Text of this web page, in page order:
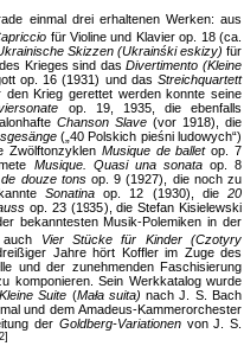
einmal drei erhaltenen Werken: aus
für Violine und Klavier op. 18 (ca.
Skizzen (Ukrainśki eskizy) für
Krieges sind dasDivertimento (Kleine
op. 16 (1931) und dasStreichquartett
Krieg gerettet werden konnte seine
op. 19, 1935, die ebenfalls
Chanson Slave(vor 1918), die
(„40 Polskich pieśni ludowych“)
Zwölftonzyklen Musique de balletop. 7
Musique. Quasi una sonataop. 8
douze tonsop. 9 (1927), die noch zu
Sonatina op. 12 (1930), die 20
op. 23 (1935), die Stefan Kisielewski
bekanntesten Musik-Polemiken in der
Vier Stücke für Kinder (Czotyry
Jahre hört Koffler im Zuge des
und der zunehmenden Faschisierung
komponieren. Sein Werkkatalog wurde
Kleine Suite (Mała suita) nach J. S. Bach
und dem Amadeus-Kammerorchester
der Goldberg-Variationenvon J. S.